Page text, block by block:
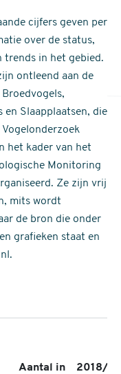
cijfers geven per
over de status,
trends in het gebied.
ontleend aan de
en Slaapplaatsen, die
het kader van het
Monitoring
Ze zijn vrij
mits wordt
de bron die onder
grafieken staat en
Aantal in 2018/19